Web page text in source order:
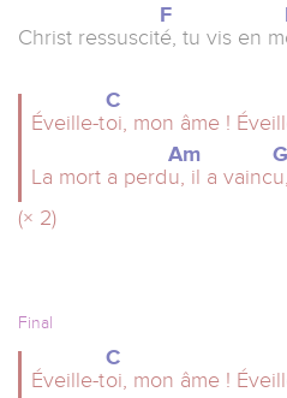
F
Christ ressuscité, tu vis en m
C
Éveille-toi, mon âme !
Am
G
La mort a perdu, il a vainc
(× 2)
Final
C
Éveille-toi, mon âme !